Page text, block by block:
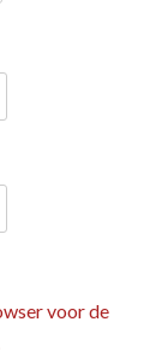
voor de